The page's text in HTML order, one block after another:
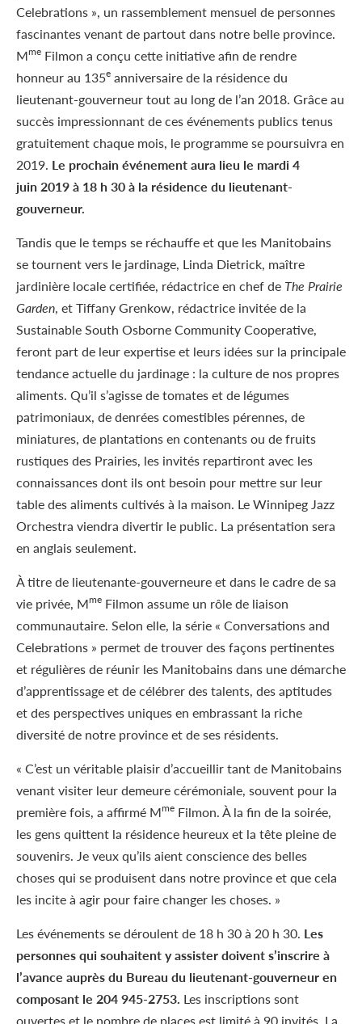
Celebrations », un rassemblement mensuel de personnes
fascinantes venant de partout dans notre belle province.
Mme Filmon a conçu cette initiative afin de rendre
honneur au 135e anniversaire de la résidence du
lieutenant-gouverneur tout au long de l’an 2018. Grâce au
succès impressionnant de ces événements publics tenus
gratuitement chaque mois, le programme se poursuivra en
2019. Le prochain événement aura lieu le mardi 4
juin 2019 à 18 h 30 à la résidence du lieutenant-
gouverneur.
Tandis que le temps se réchauffe et que les Manitobains
se tournent vers le jardinage, Linda Dietrick, maître
jardinière locale certifiée, rédactrice en chef de The Prairie
Garden, et Tiffany Grenkow, rédactrice invitée de la
Sustainable South Osborne Community Cooperative,
feront part de leur expertise et leurs idées sur la principale
tendance actuelle du jardinage : la culture de nos propres
aliments. Qu’il s’agisse de tomates et de légumes
patrimoniaux, de denrées comestibles pérennes, de
miniatures, de plantations en contenants ou de fruits
rustiques des Prairies, les invités repartiront avec les
connaissances dont ils ont besoin pour mettre sur leur
table des aliments cultivés à la maison. Le Winnipeg Jazz
Orchestra viendra divertir le public. La présentation sera
en anglais seulement.
À titre de lieutenante-gouverneure et dans le cadre de sa
vie privée, Mme Filmon assume un rôle de liaison
communautaire. Selon elle, la série « Conversations and
Celebrations » permet de trouver des façons pertinentes
et régulières de réunir les Manitobains dans une démarche
d’apprentissage et de célébrer des talents, des aptitudes
et des perspectives uniques en embrassant la riche
diversité de notre province et de ses résidents.
« C’est un véritable plaisir d’accueillir tant de Manitobains
venant visiter leur demeure cérémoniale, souvent pour la
première fois, a affirmé Mme Filmon. À la fin de la soirée,
les gens quittent la résidence heureux et la tête pleine de
souvenirs. Je veux qu’ils aient conscience des belles
choses qui se produisent dans notre province et que cela
les incite à agir pour faire changer les choses. »
Les événements se déroulent de 18 h 30 à 20 h 30. Les
personnes qui souhaitent y assister doivent s’inscrire à
l’avance auprès du Bureau du lieutenant-gouverneur en
composant le 204 945-2753. Les inscriptions sont
ouvertes et le nombre de places est limité à 90 invités. La